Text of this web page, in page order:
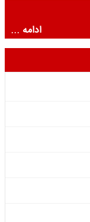
ادامه ...